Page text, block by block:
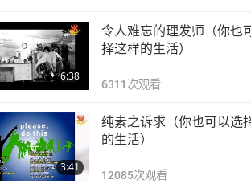
6:38
令人难忘的理发师（你也
择这样的生活）
6311 次观看
3:41
纯素之诉求（你也可以选
的生活）
12085次观看